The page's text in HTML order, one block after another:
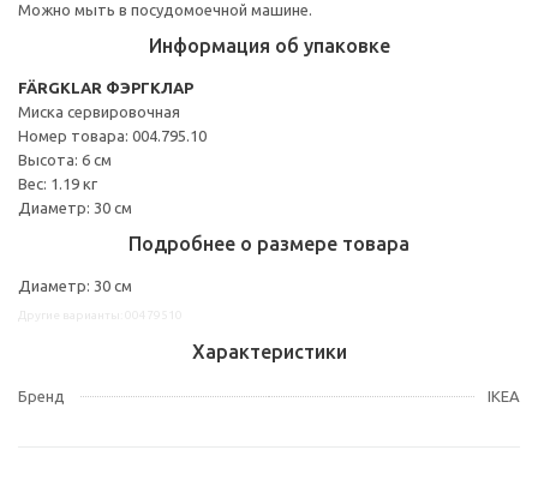
Можно мыть в посудомоечной машине.
Информация об упаковке
FÄRGKLAR ФЭРГКЛАР
Миска сервировочная
Номер товара: 004.795.10
Высота: 6 см
Вес: 1.19 кг
Диаметр: 30 см
Подробнее о размере товара
Диаметр: 30 см
Характеристики
Бренд IKEA